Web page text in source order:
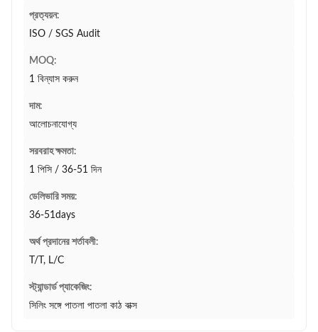
প্রত্যয়ন:
ISO / SGS Audit
MOQ:
1 বিন্যাস করুন
দাম:
আলোচনাযোগ্য
সরবরাহ ক্ষমতা:
1 পিসি / 36-51 দিন
ডেলিভারি সময়:
36-51days
অর্থ প্রদানের শর্তাবলী:
T/T, L/C
স্ট্যান্ডার্ড প্যাকেজিং:
সিলিং সঙ্গে পাতলা পাতলা কাঠ বাক্স